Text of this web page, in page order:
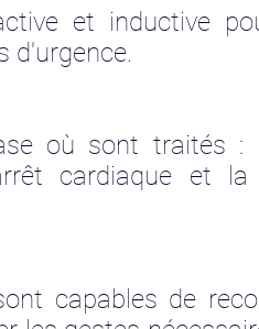
et inductive
d'urgence.
où sont traités :
cardiaque et
capables de